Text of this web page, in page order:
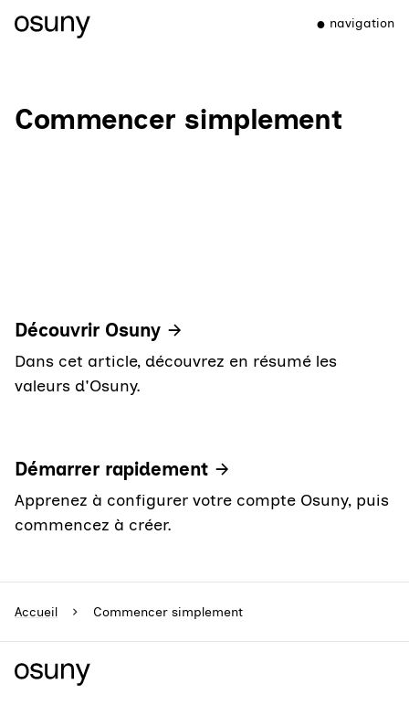
navigation
Commencer simplement
Découvrir Osuny
Dans cet article, découvrez en résumé les
valeurs d'Osuny.
Démarrer rapidement
Apprenez à configurer votre compte Osuny, puis
commencez à créer.
Accueil Commencer simplement